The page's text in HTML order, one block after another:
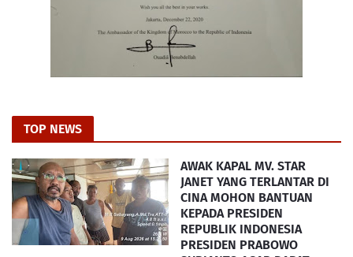
TOP NEWS
AWAK KAPAL MV. STAR
JANET YANG TERLANTAR DI
CINA MOHON BANTUAN
KEPADA PRESIDEN
REPUBLIK INDONESIA
PRESIDEN PRABOWO